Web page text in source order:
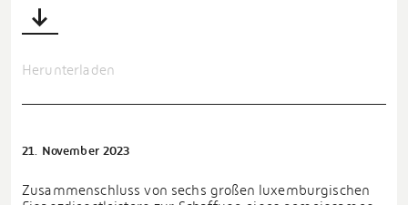
Herunterladen
21. November 2023
Zusammenschluss von sechs großen luxemburgischen